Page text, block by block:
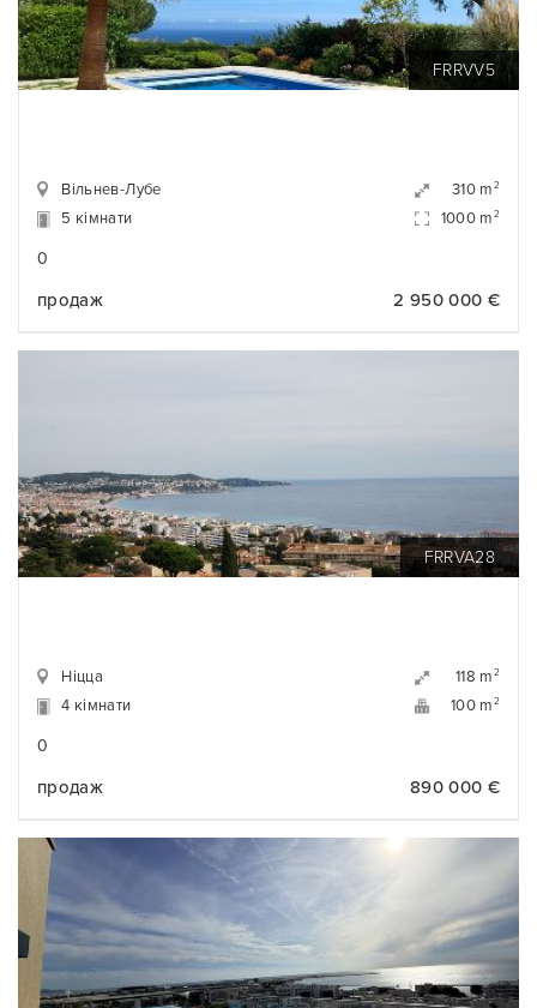
FRRVV5
Вільнев-Лубе 310 m 2
5 кімнати 1000 m 2
0
продаж 2 950 000 €
FRRVA28
Ніцца 118 m 2
4 кімнати 100 m 2
0
продаж 890 000 €